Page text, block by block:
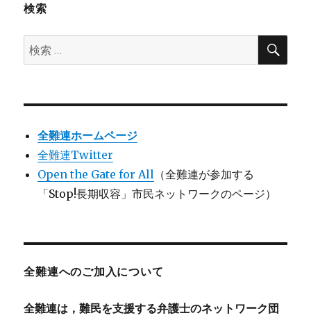
検索
検
索:
検
全難連ホームページ
全難連Twitter
Open the Gate for All （全難連が参加する
「Stop!長期収容」市民ネットワークのページ）
全難連へのご加入について
全難連は，難民を支援する弁護士のネットワーク団